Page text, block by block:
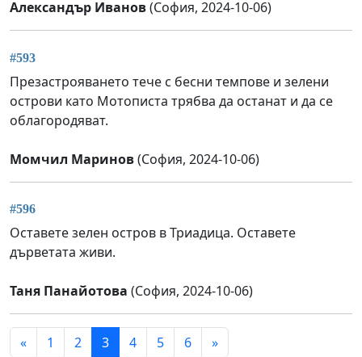
Александър Иванов(София, 2024-10-06)
#593
Презастрояването тече с бесни темпове и зелени
острови като Мотописта трябва да останат и да се
облагородяват.
Момчил Маринов(София, 2024-10-06)
#596
Оставете зелен остров в Триадица. Оставете
дърветата живи.
Таня Панайотова (София, 2024-10-06)
« 1 2 3 4 5 6 »